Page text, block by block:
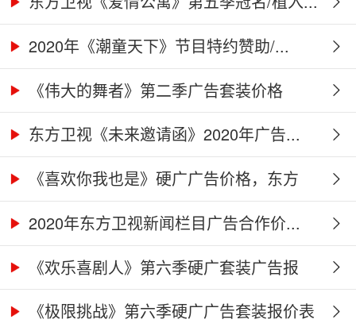
2020年《潮童天下》节目特约赞助/...
《伟大的舞者》第二季广告套装价格
（硬...
东方卫视《未来邀请函》2020年广告...
《喜欢你我也是》硬广广告价格，东方
卫...2020年东方卫视新闻栏目广告合作价...
《欢乐喜剧人》第六季硬广套装广告报
价...《极限挑战》第六季硬广广告套装报价表